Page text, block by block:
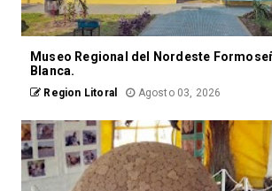
Museo Regional del Nordeste
Blanca.
Region Litoral Agosto 03, 2026